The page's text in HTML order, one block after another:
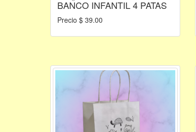
BANCO INFANTIL 4 PATAS
Precio $ 39.00